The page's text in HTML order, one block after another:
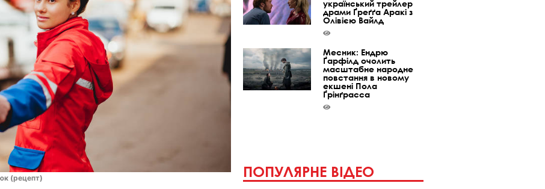
(рецепт)
український трейлер
драми Ґреґґа Аракі з
Олівією Вайлд
Месник: Ендрю
Ґарфілд очолить
масштабне народне
повстання в новому
екшені Пола
Ґрінґрасса
ПОПУЛЯРНЕ ВІДЕО